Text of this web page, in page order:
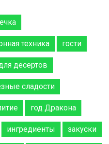
техника гости
десертов
сладости
год Дракона
ингредиенты закуски